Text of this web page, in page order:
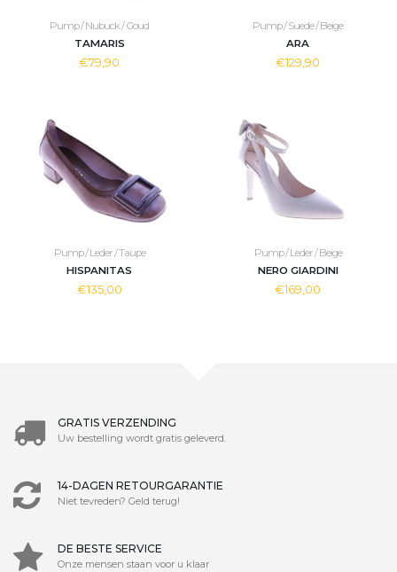
Pump / Nubuck / Goud
TAMARIS
€79,90
Pump / Suede / Beige
ARA
€129,90
Pump / Leder / Taupe
HISPANITAS
€135,00
Pump / Leder / Beige
NERO GIARDINI
€169,00
GRATIS VERZENDING
Uw bestelling wordt gratis geleverd.
14-DAGEN RETOURGARANTIE
Niet tevreden? Geld terug!
DE BESTE SERVICE
Onze mensen staan voor u klaar